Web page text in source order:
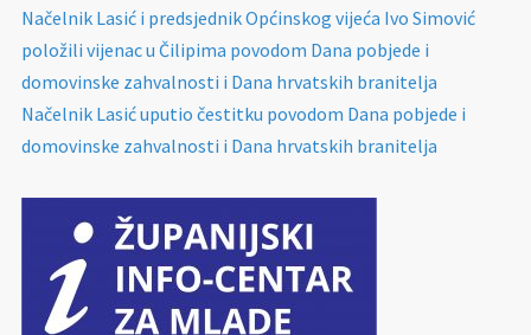
Načelnik Lasić i predsjednik Općinskog vijeća Ivo Simović
položili vijenac u Čilipima povodom Dana pobjede i
domovinske zahvalnosti i Dana hrvatskih branitelja
Načelnik Lasić uputio čestitku povodom Dana pobjede i
domovinske zahvalnosti i Dana hrvatskih branitelja